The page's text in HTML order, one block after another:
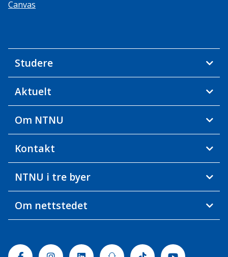
Canvas
Studere
Aktuelt
Om NTNU
Kontakt
NTNU i tre byer
Om nettstedet